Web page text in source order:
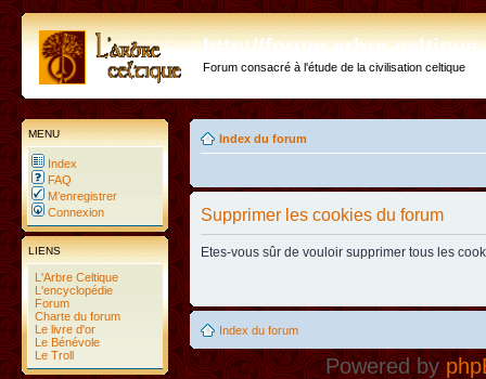
http://forum.arbre-
Forum consacré à l'étude de la civilisation celtique
MENU
Index
FAQ
M’enregistrer
Connexion
LIENS
L'Arbre Celtique
L'encyclopédie
Forum
Charte du forum
Le livre d'or
Le Bénévole
Le Troll
Index du forum
Supprimer les cookies du forum
Etes-vous sûr de vouloir supprimer tous les
Index du forum
Powered by